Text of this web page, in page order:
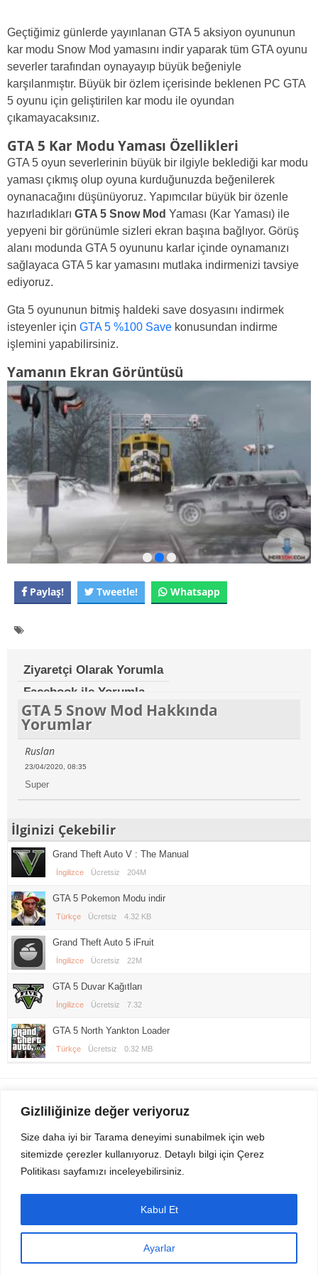
Gizliliğinize değer veriyoruz
Size daha iyi bir Tarama deneyimi sunabilmek için web
sitemizde çerezler kullanıyoruz. Detaylı bilgi için Çerez
Politikası sayfamızı inceleyebilirsiniz.
Ayarlar
Kabul Et
Geçtiğimiz günlerde yayınlanan GTA 5 aksiyon oyununun
kar modu Snow Mod yamasını indir yaparak tüm GTA oyunu
severler tarafından oynayayıp büyük beğeniyle
karşılanmıştır. Büyük bir özlem içerisinde beklenen PC GTA
5 oyunu için geliştirilen kar modu ile oyundan
çıkamayacaksınız.
GTA 5 Kar Modu Yaması Özellikleri
GTA 5 oyun severlerinin büyük bir ilgiyle beklediği kar modu
yaması çıkmış olup oyuna kurduğunuzda beğenilerek
oynanacağını düşünüyoruz. Yapımcılar büyük bir özenle
hazırladıkları GTA 5 Snow Mod Yaması (Kar Yaması) ile
yepyeni bir görünümle sizleri ekran başına bağlıyor. Görüş
alanı modunda GTA 5 oyununu karlar içinde oynamanızı
sağlayaca GTA 5 kar yamasını mutlaka indirmenizi tavsiye
ediyoruz.
Gta 5 oyununun bitmiş haldeki save dosyasını indirmek
isteyenler için GTA 5 %100 Save konusundan indirme
işlemini yapabilirsiniz.
Yamanın Ekran Görüntüsü
Paylaş! Tweetle! Whatsapp
Ziyaretçi Olarak Yorumla
Facebook ile Yorumla
GTA 5 Snow Mod Hakkında
Yorumlar
Ruslan
23/04/2020, 08:35
Super
İlginizi Çekebilir
Grand Theft Auto V : The Manual
İngilizce Ücretsiz 204M
GTA 5 Pokemon Modu indir
Türkçe Ücretsiz 4.32 KB
Grand Theft Auto 5 iFruit
İngilizce Ücretsiz 22M
GTA 5 Duvar Kağıtları
İngilizce Ücretsiz 7.32
GTA 5 North Yankton Loader
Türkçe Ücretsiz 0.32 MB
Gezi Seyahat indirvip apk
Sitemizden Son sürüm Program, Android Uygulama, Android Oyun, Apk
Dosyalarını indirip güvenle bilgisayar ve cep telefonlarınızda kullanabilirsiniz.
Masaüstü Görünüm